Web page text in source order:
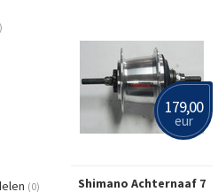
179,00
eur
Shimano Achternaaf 7
(0)